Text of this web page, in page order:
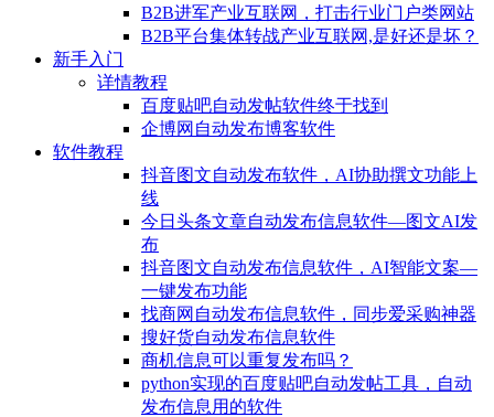
B2B进军产业互联网，打击行业门户类网站
B2B平台集体转战产业互联网,是好还是坏？
新手入门
详情教程
百度贴吧自动发帖软件终于找到
企博网自动发布博客软件
软件教程
抖音图文自动发布软件，AI协助撰文功能上
线
今日头条文章自动发布信息软件—图文AI发
布
抖音图文自动发布信息软件，AI智能文案—
一键发布功能
找商网自动发布信息软件，同步爱采购神器
搜好货自动发布信息软件
商机信息可以重复发布吗？
python实现的百度贴吧自动发帖工具，自动
发布信息用的软件